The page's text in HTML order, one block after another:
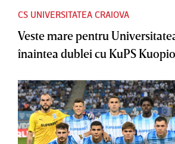
CS UNIVERSITATEA CRAIOVA
Veste mare pentru
înaintea dublei cu KuPS